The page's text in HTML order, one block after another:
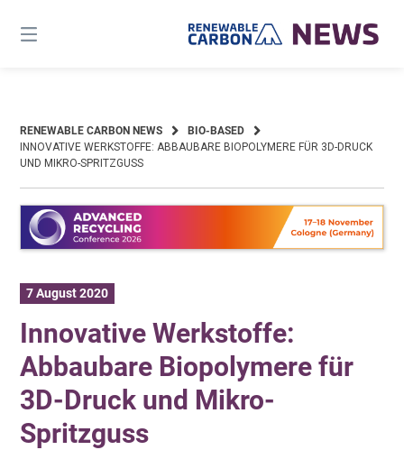
content
RENEWABLE CARBON NEWS
BIO-BASED
INNOVATIVE WERKSTOFFE: ABBAUBARE BIOPOLYMERE FÜR 3D-DRUCK
UND MIKRO-SPRITZGUSS
7 August 2020
Innovative Werkstoffe:
Abbaubare Biopolymere für
3D-Druck und Mikro-
Spritzguss